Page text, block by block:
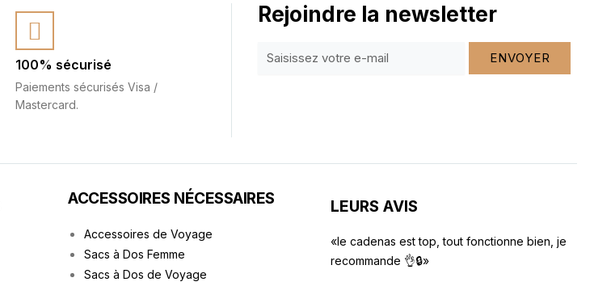
100% sécurisé
Paiements sécurisés Visa /
Mastercard.
Rejoindre la newsletter
ENVOYER
ACCESSOIRES NÉCESSAIRES
Accessoires de Voyage
Sacs à Dos Femme
Sacs à Dos de Voyage
LEURS AVIS
«le cadenas est top, tout fonctionne bien, je
recommande 👌🔒»